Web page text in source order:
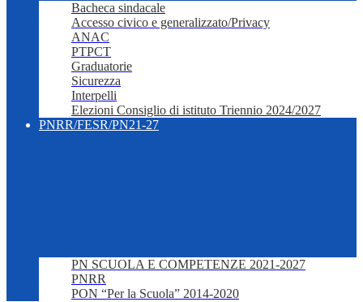
Bacheca sindacale
Accesso civico e generalizzato/Privacy
ANAC
PTPCT
Graduatorie
Sicurezza
Interpelli
Elezioni Consiglio di istituto Triennio 2024/2027
PNRR/FESR/PN21-27
PN SCUOLA E COMPETENZE 2021-2027
PNRR
PON “Per la Scuola” 2014-2020